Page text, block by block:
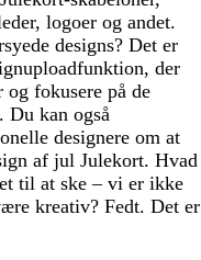
logoer og andet.
designs? Det er
der
fokusere på de
Du kan også
designere om at
af jul Julekort. Hvad
til at ske – vi er ikke
kreativ? Fedt. Det er